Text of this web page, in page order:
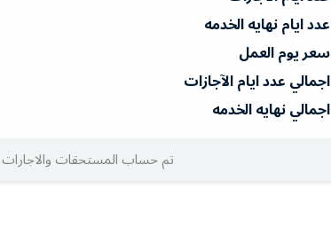
عدد ايام نهايه الخدمه
سعر يوم العمل
اجمالي عدد ايام الآجازات
اجمالي نهايه الخدمه
تم حساب المستحقات